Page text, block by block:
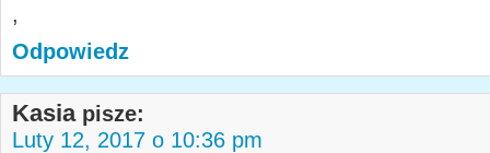
,
Odpowiedz
Kasia pisze:
Luty 12, 2017 o 10:36 pm